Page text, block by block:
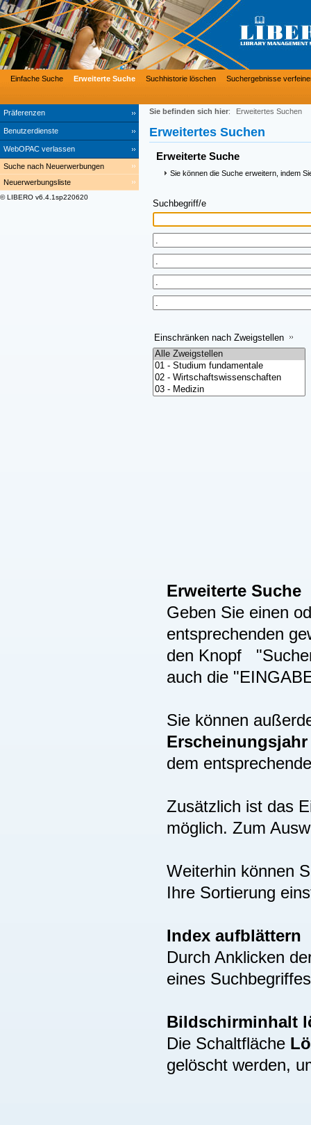
Präferenzen
Benutzerdienste
WebOPAC verlassen
Einfache Suche Erweiterte Suche Suchhistorie löschen Suchergebnisse
Suche nach Neuerwerbungen
Neuerwerbungsliste
© LIBERO v6.4.1sp220620
Sie befinden sich hier: Erweitertes Suchen
Erweitertes Suchen
Erweiterte Suche
Sie können die Suche erweitern, indem
Suchbegriff/e
Einschränken nach Zweigstellen
Erweiterte Suche
Geben Sie einen
entsprechenden
den Knopf
auch die
Sie können
dem
Zusätzlich ist das
möglich. Zum
Weiterhin können
Ihre Sortierung
Index aufblättern
Durch Anklicken
eines
Bildschirminhalt
Die Schaltfläche
gelöscht werden,